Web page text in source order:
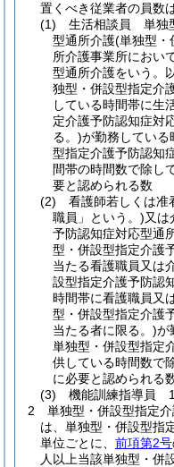
置くべき従業者の員数
(1)
生活相談員 単独
型通所介護(単独型・
所介護事業所におい
型通所介護をいう。
独型・併設型指定介
している時間帯に生
定介護予防認知症対
る。)が勤務している
型指定介護予防認知
間帯の時間数で除し
要と認められる数
(2)
看護師若しくは准
職員」という。)又
予防認知症対応型通
型・併設型指定介護
当たる看護職員又は
設型指定介護予防認
時間帯に看護職員又
型・併設型指定介護
当たる者に限る。)が
単独型・併設型指定
供している時間数で
に必要と認められる
(3)
機能訓練指導員
2
単独型・併設型指定
は、単独型・併設型指
単位ごとに、 前項第2号
人以上当該単独型・併